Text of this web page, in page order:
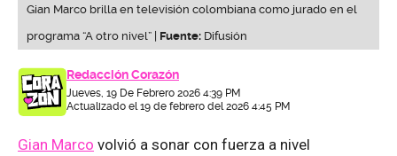
Gian Marco brilla en televisión colombiana como jurado en el
programa “A otro nivel” | Fuente: Difusión
Redacción Corazón
Jueves, 19 De Febrero 2026 4:39 PM
Actualizado el 19 de febrero del 2026 4:45 PM
Gian Marco volvió a sonar con fuerza a nivel